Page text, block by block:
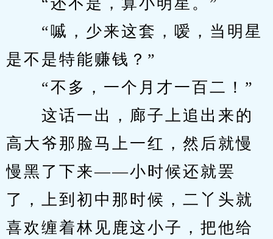
“嘁，少来这套，嗳，当明星
是不是特能赚钱？”
“不多，一个月才一百二！”
这话一出，廊子上追出来的
高大爷那脸马上一红，然后就慢
慢黑了下来——小时候还就罢
了，上到初中那时候，二丫头就
喜欢缠着林见鹿这小子，把他给